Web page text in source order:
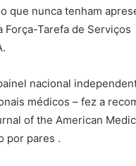
que nunca tenham
Força-Tarefa de Serviços
nacional
médicos – fez a
of the American
por pares .